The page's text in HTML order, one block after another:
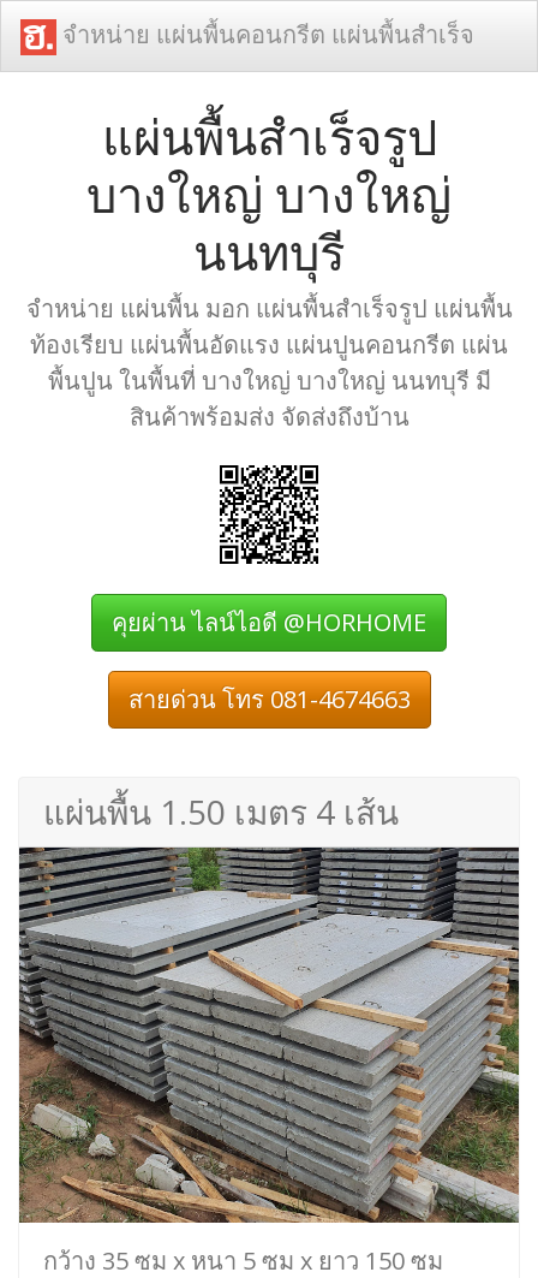
จำหน่าย แผ่นพื้นคอนกรีต แผ่นพื้นสำเร็จ
แผ่นพื้นสำเร็จรูป
บางใหญ่ บางใหญ่
นนทบุรี
จำหน่าย แผ่นพื้น มอก แผ่นพื้นสำเร็จรูป แผ่นพื้น
ท้องเรียบ แผ่นพื้นอัดแรง แผ่นปูนคอนกรีต แผ่น
พื้นปูน ในพื้นที่ บางใหญ่ บางใหญ่ นนทบุรี มี
สินค้าพร้อมส่ง จัดส่งถึงบ้าน
คุยผ่าน ไลน์ไอดี @HORHOME
สายด่วน โทร 081-4674663
แผ่นพื้น 1.50 เมตร 4 เส้น
กว้าง 35 ซม x หนา 5 ซม x ยาว 150 ซม